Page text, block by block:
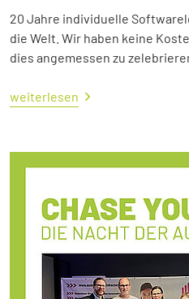
20 Jahre individuelle
die Welt. Wir haben keine
dies angemessen zu
weiterlesen